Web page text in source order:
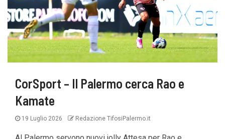
CorSport – Il Palermo cerca Rao e
Kamate
19 Luglio 2026 Redazione TifosiPalermo.it